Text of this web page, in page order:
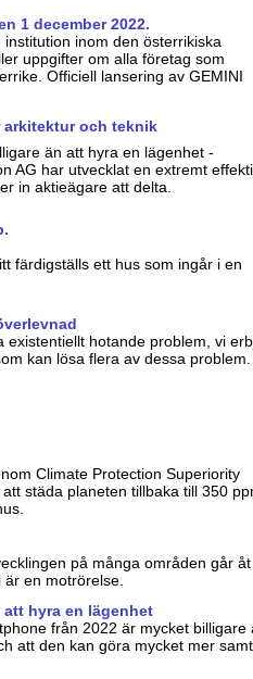
1 december 2022.
institution inom den österrikiska
uppgifter om alla företag som
Officiell lansering av GEMINI
arkitektur och teknik
än att hyra en lägenhet -
AG har utvecklat en extremt
in aktieägare att delta.
färdigställs ett hus som ingår i en
existentiellt hotande problem, vi
kan lösa flera av dessa problem.
Climate Protection Superiority
städa planeten tillbaka till 350
på många områden går
en motrörelse.
hyra en lägenhet
från 2022 är mycket billigare
att den kan göra mycket mer